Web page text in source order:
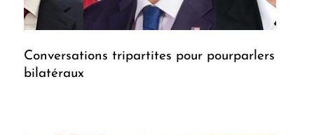
Conversations tripartites pour pourparlers
bilatéraux